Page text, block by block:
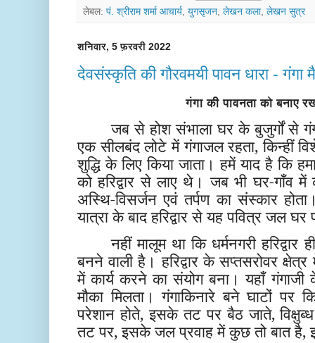
लेबल: पं. श्रीराम शर्मा आचार्य, युगसृजन, लेखन कला, लेखन सुत्र
शनिवार, 5 फ़रवरी 2022
देवसंस्कृति की गौरवमयी पावन धारा - गंगा
गंगा की पावनता को बनाए
जब से होश संभाला घर के बुजुर्गों से
एक सीलबंद लोटे में गंगाजल रहता, किन्हीं
शुद्धि के लिए किया जाता। हमें याद है कि
को हरिद्वार से लाए थे। जब भी घर-गाँव में
अस्थि-विसर्जन एवं तर्पण का संस्कार
यात्रा के बाद हरिद्वार से यह पवित्र जल
नहीं मालूम था कि धर्मनगरी
बनने वाली है। हरिद्वार के सप्तसरोवर
में कार्य करने का संयोग बना। यहाँ
मौका मिलता। गंगाकिनारे बने घाटों पर
परेशान होते, इसके तट पर बैठ जाते,
तट पर, इसके जल प्रवाह में कुछ तो बात